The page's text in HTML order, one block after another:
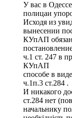
У вас в
полицаи
Исходя из
вынесении
КУпАП
ч.1 ст. 247 в
КУпАП
способе в
ч.1п.3 ст.284 .
И никакого
ст.284 нет
начальнику